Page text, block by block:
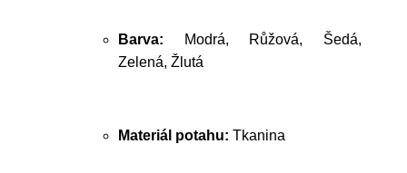
Barva: Modrá, Růžová, Šedá,
Zelená, Žlutá
Materiál potahu: Tkanina